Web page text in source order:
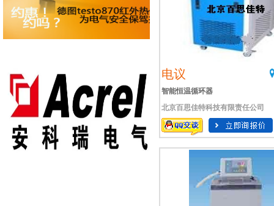
电议
智能恒温循环器
北京百思佳特科技有限责任公司